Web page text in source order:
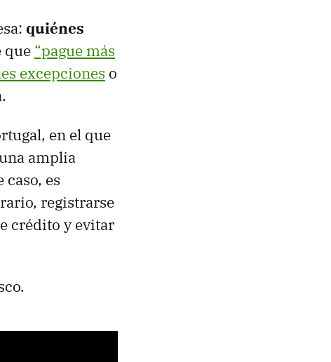
quiénes
que “pague más
excepciones o
en el que
amplia
es
registrarse
crédito y evitar